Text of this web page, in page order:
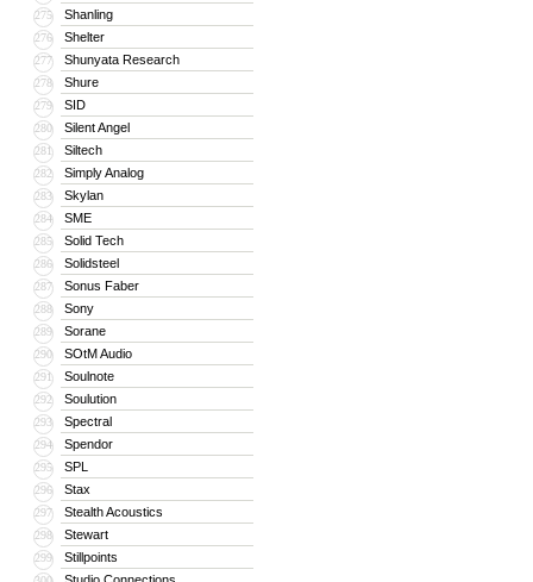
275 Shanling
276 Shelter
277 Shunyata Research
278 Shure
279 SID
280 Silent Angel
281 Siltech
282 Simply Analog
283 Skylan
284 SME
285 Solid Tech
286 Solidsteel
287 Sonus Faber
288 Sony
289 Sorane
290 SOtM Audio
291 Soulnote
292 Soulution
293 Spectral
294 Spendor
295 SPL
296 Stax
297 Stealth Acoustics
298 Stewart
299 Stillpoints